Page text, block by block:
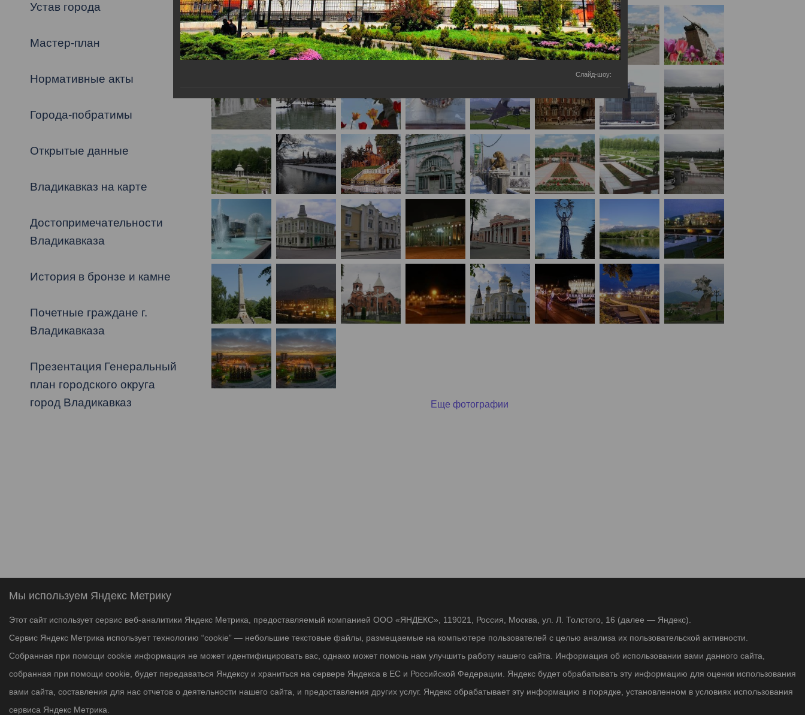
Владикавказ
Распоряжения, постановления Кадровая политика Противодействие коррупции
ОРВ и экспертиза НПА Контактная информация Градостроительная деятельность
улучшении жилищных условий по
г. Владикавказ
Формирование комфортной
городской среды
Бюджет для граждан
Пространственные сведения
Открытые данные
Общественное обсуждение
документов стратегического
планирования
Гражданская оборона в
чрезвычайных ситуациях
Незаконное строительство
Информация о результатах
проверок
Порядок обжалования решений и
действий органов местного
самоуправления
Информация финансового
органа
Бесплатная юридическая помощь
Муниципальный контроль Выборы 2026
Устав города
Мастер-план
Нормативные акты
Города-побратимы
Открытые данные
Владикавказ на карте
Достопримечательности
Владикавказа
История в бронзе и камне
Почетные граждане г.
Владикавказа
Презентация Генеральный
план городского округа
город Владикавказ
Еще фотографии
Мы используем Яндекс Метрику
Этот сайт использует сервис веб-аналитики Яндекс Метрика, предоставляемый компанией ООО «ЯНДЕКС», 119021, Россия, Москва, ул. Л. Толстого, 16 (далее — Яндекс).
Сервис Яндекс Метрика использует технологию “cookie” — небольшие текстовые файлы, размещаемые на компьютере пользователей с целью анализа их пользовательской активности.
Собранная при помощи cookie информация не может идентифицировать вас, однако может помочь нам улучшить работу нашего сайта. Информация об использовании вами данного сайта,
собранная при помощи cookie, будет передаваться Яндексу и храниться на сервере Яндекса в ЕС и Российской Федерации. Яндекс будет обрабатывать эту информацию для оценки использования
вами сайта, составления для нас отчетов о деятельности нашего сайта, и предоставления других услуг. Яндекс обрабатывает эту информацию в порядке, установленном в условиях использования
сервиса Яндекс Метрика.
Слайд-шоу: